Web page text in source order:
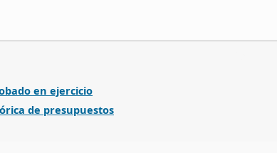
en ejercicio
de presupuestos